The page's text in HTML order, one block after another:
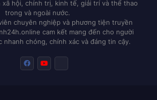
xã hội, chính trị, kinh tế, giải trí và thể thao
trong và ngoài nước.
chuyên nghiệp và phương tiện truyền
cam kết mang đến cho người
nhanh chóng, chính xác và đáng tin cậy.